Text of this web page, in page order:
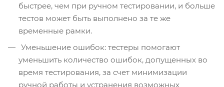
быстрее, чем при ручном тестировании, и больше
тестов может быть выполнено за те же
временные рамки.
Уменьшение ошибок: тестеры помогают
уменьшить количество ошибок, допущенных во
время тестирования, за счет минимизации
ручной работы и устранения возможных